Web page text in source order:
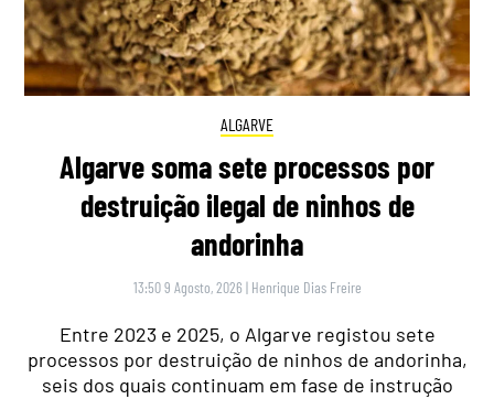
ALGARVE
Algarve soma sete processos por
destruição ilegal de ninhos de
andorinha
13:50 9 Agosto, 2026 | Henrique Dias Freire
Entre 2023 e 2025, o Algarve registou sete
processos por destruição de ninhos de andorinha,
seis dos quais continuam em fase de instrução